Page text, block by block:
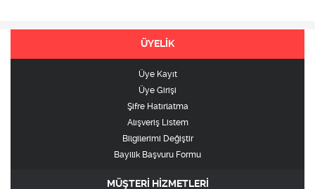
ÜYELİK
Üye Kayıt
Üye Girişi
Şifre Hatırlatma
Alışveriş Listem
Bilgilerimi Değiştir
Bayilik Başvuru Formu
MÜŞTERİ HİZMETLERİ